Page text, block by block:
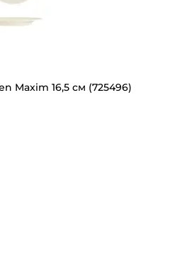
Maxim 16,5 см (725496)